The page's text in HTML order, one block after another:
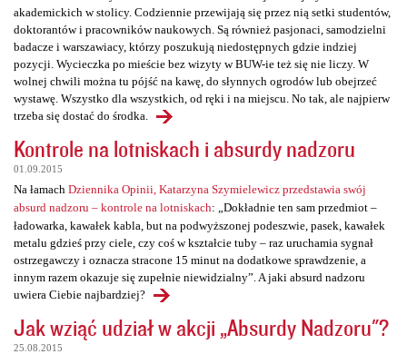
akademickich w stolicy. Codziennie przewijają się przez nią setki studentów,
doktorantów i pracowników naukowych. Są również pasjonaci, samodzielni
badacze i warszawiacy, którzy poszukują niedostępnych gdzie indziej
pozycji. Wycieczka po mieście bez wizyty w BUW-ie też się nie liczy. W
wolnej chwili można tu pójść na kawę, do słynnych ogrodów lub obejrzeć
wystawę. Wszystko dla wszystkich, od ręki i na miejscu. No tak, ale najpierw
trzeba się dostać do środka.
Kontrole na lotniskach i absurdy nadzoru
01.09.2015
Na łamach Dziennika Opinii, Katarzyna Szymielewicz przedstawia swój
absurd nadzoru – kontrole na lotniskach: „Dokładnie ten sam przedmiot –
ładowarka, kawałek kabla, but na podwyższonej podeszwie, pasek, kawałek
metalu gdzieś przy ciele, czy coś w kształcie tuby – raz uruchamia sygnał
ostrzegawczy i oznacza stracone 15 minut na dodatkowe sprawdzenie, a
innym razem okazuje się zupełnie niewidzialny”. A jaki absurd nadzoru
uwiera Ciebie najbardziej?
Jak wziąć udział w akcji „Absurdy Nadzoru"?
25.08.2015